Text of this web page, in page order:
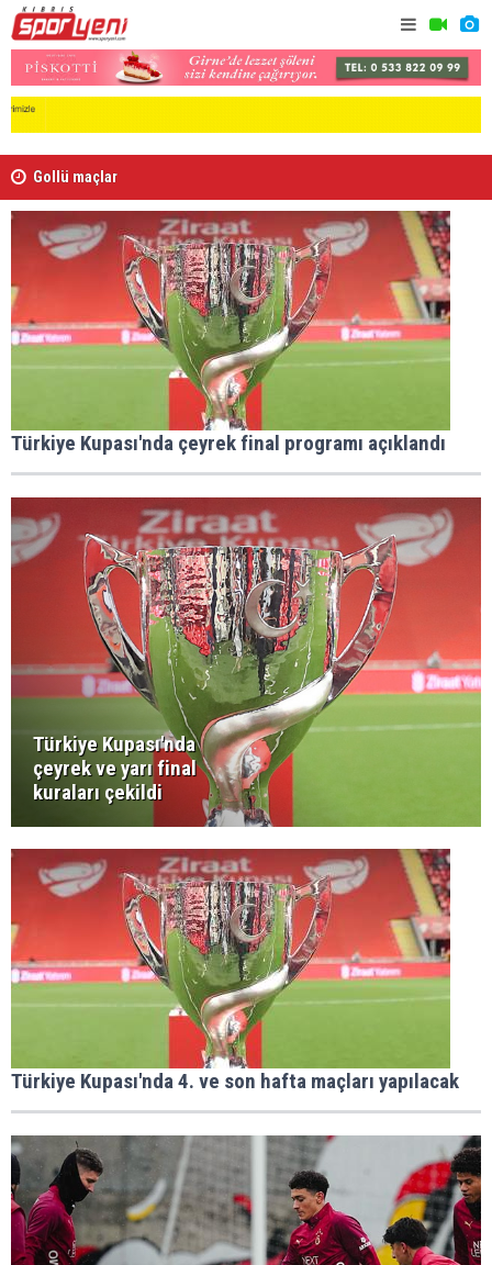
Gollü maçlar
Türkiye Kupası'nda çeyrek final programı açıklandı
Türkiye Kupası'nda
çeyrek ve yarı final
kuraları çekildi
Türkiye Kupası'nda 4. ve son hafta maçları yapılacak